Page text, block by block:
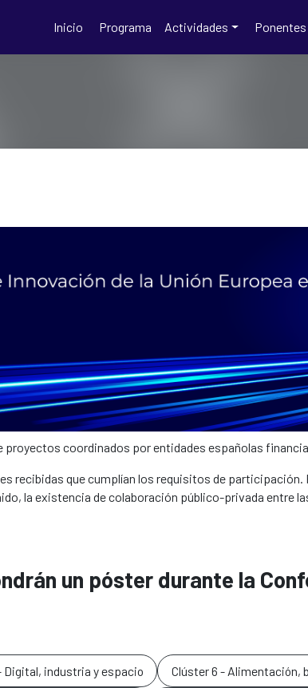
I+I de la UE en España -
Inicio Programa Actividades Ponentes
proyectos coordinados por entidades españolas
recibidas que cumplían los requisitos de
la existencia de colaboración público-privada entre
un póster durante la
Digital, industria y espacio Clúster 6 - Alimentación,